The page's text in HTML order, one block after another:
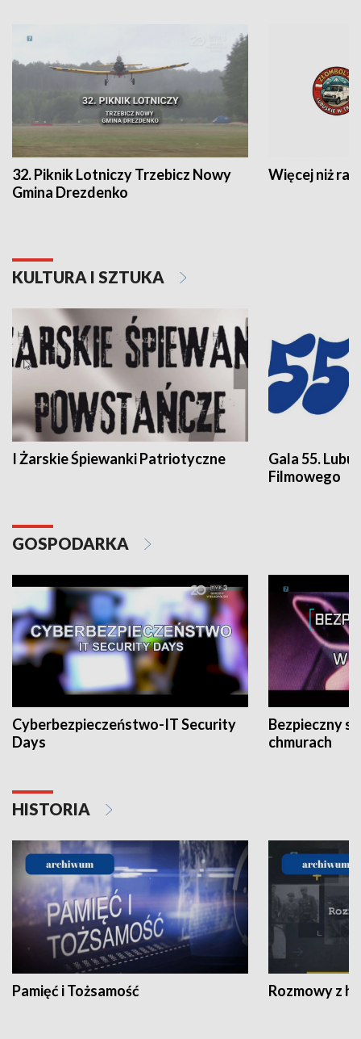
32. Piknik Lotniczy Trzebicz Nowy
Gmina Drezdenko
Więcej niż rajd
KULTURA I SZTUKA
I Żarskie Śpiewanki Patriotyczne
Gala 55.
Filmowego
GOSPODARKA
Cyberbezpieczeństwo-IT Security
Days
Bezpieczny
chmurach
HISTORIA
Pamięć i Tożsamość Rozmowy z